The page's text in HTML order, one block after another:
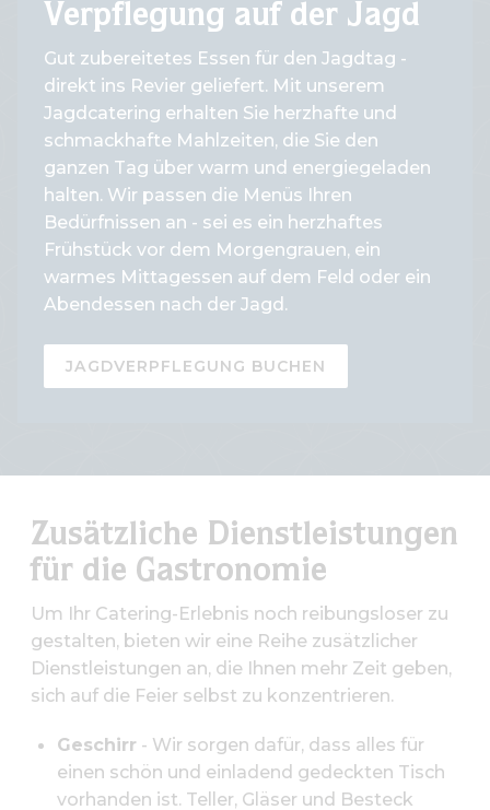
Verpflegung auf der Jagd
Gut zubereitetes Essen für den Jagdtag -
direkt ins Revier geliefert. Mit unserem
Jagdcatering erhalten Sie herzhafte und
schmackhafte Mahlzeiten, die Sie den
ganzen Tag über warm und energiegeladen
halten. Wir passen die Menüs Ihren
Bedürfnissen an - sei es ein herzhaftes
Frühstück vor dem Morgengrauen, ein
warmes Mittagessen auf dem Feld oder ein
Abendessen nach der Jagd.
JAGDVERPFLEGUNG BUCHEN
Zusätzliche Dienstleistungen
für die Gastronomie
Um Ihr Catering-Erlebnis noch reibungsloser zu
gestalten, bieten wir eine Reihe zusätzlicher
Dienstleistungen an, die Ihnen mehr Zeit geben,
sich auf die Feier selbst zu konzentrieren.
Geschirr - Wir sorgen dafür, dass alles für
einen schön und einladend gedeckten Tisch
vorhanden ist. Teller, Gläser und Besteck